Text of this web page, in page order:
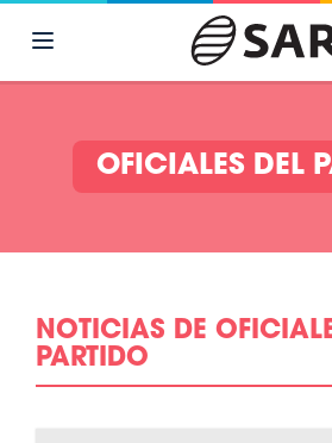
OFICIALES DEL
NOTICIAS DE
PARTIDO